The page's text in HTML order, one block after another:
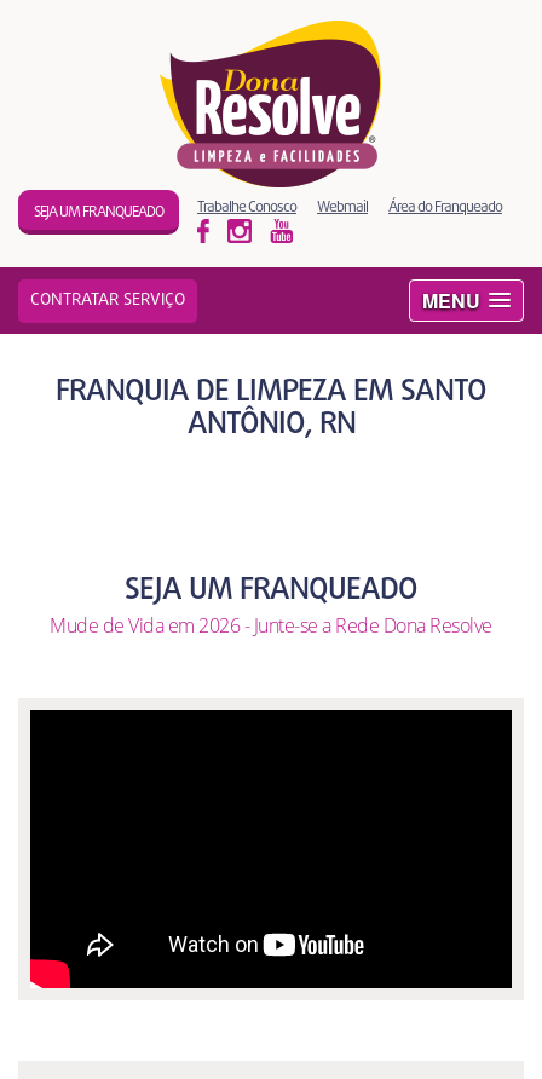
MENU
SEJA UM FRANQUEADO Trabalhe Conosco Webmail Área do Franqueado
CONTRATAR SERVIÇO
FRANQUIA DE LIMPEZA EM SANTO
ANTÔNIO, RN
SEJA UM FRANQUEADO
Mude de Vida em 2026 - Junte-se a Rede Dona Resolve